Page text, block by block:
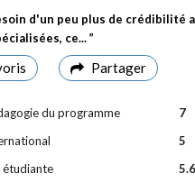
d'un peu plus de crédibilité
ce...
Partager
du programme
7
5
étudiante